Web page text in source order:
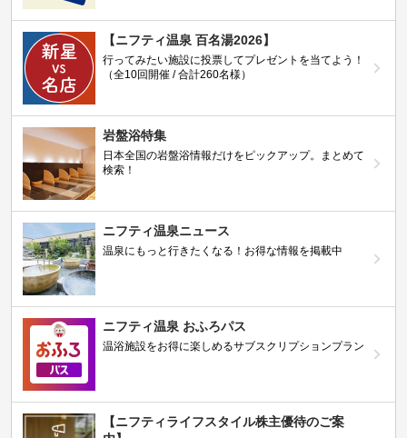
【ニフティ温泉 百名湯2026】
行ってみたい施設に投票してプレゼントを当てよう！
（全10回開催 / 合計260名様）
岩盤浴特集
日本全国の岩盤浴情報だけをピックアップ。まとめて
検索！
ニフティ温泉ニュース
温泉にもっと行きたくなる！お得な情報を掲載中
ニフティ温泉 おふろパス
温浴施設をお得に楽しめるサブスクリプションプラン
【ニフティライフスタイル株主優待のご案